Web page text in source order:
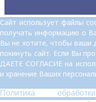
Сайт использует файлы
получать информацию о
Вы не хотите, чтобы ваши
покинуть сайт. Если Вы
ДАЕТЕ СОГЛАСИЕ на
и хранение Ваших
Политика